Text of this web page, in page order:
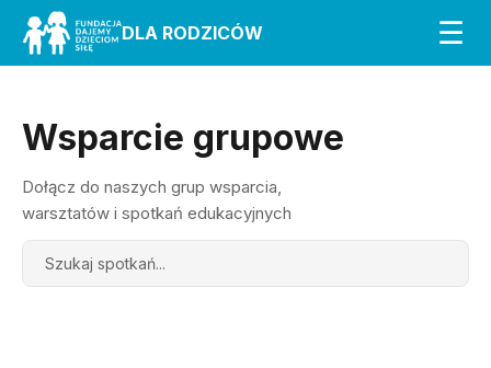
DLA RODZICÓW ☰
Wsparcie grupowe
Dołącz do naszych grup wsparcia,
warsztatów i spotkań edukacyjnych
Search